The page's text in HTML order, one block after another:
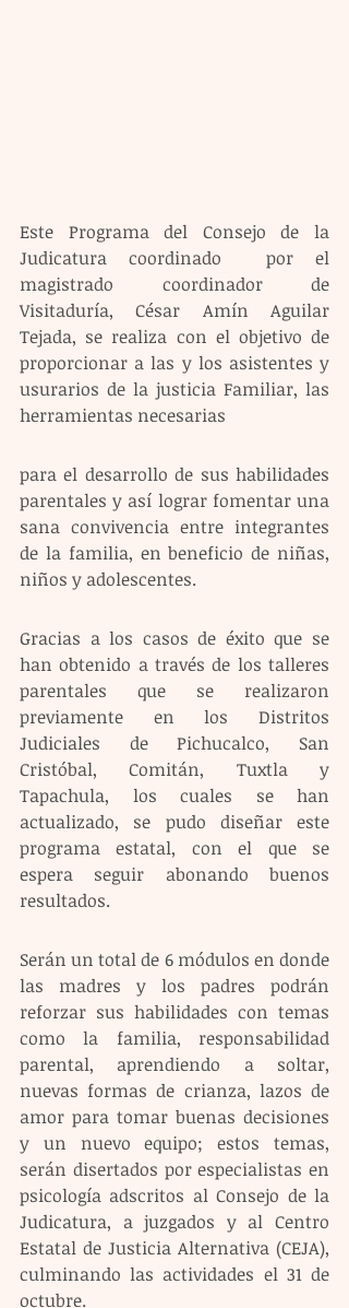
Este Programa del Consejo de la
Judicatura coordinado  por el
magistrado coordinador de
Visitaduría, César Amín Aguilar
Tejada, se realiza con el objetivo de
proporcionar a las y los asistentes y
usurarios de la justicia Familiar, las
herramientas necesarias
para el desarrollo de sus habilidades
parentales y así lograr fomentar una
sana convivencia entre integrantes
de la familia, en beneficio de niñas,
niños y adolescentes.
Gracias a los casos de éxito que se
han obtenido a través de los talleres
parentales que se realizaron
previamente en los Distritos
Judiciales de Pichucalco, San
Cristóbal, Comitán, Tuxtla y
Tapachula, los cuales se han
actualizado, se pudo diseñar este
programa estatal, con el que se
espera seguir abonando buenos
resultados.
Serán un total de 6 módulos en donde
las madres y los padres podrán
reforzar sus habilidades con temas
como la familia, responsabilidad
parental, aprendiendo a soltar,
nuevas formas de crianza, lazos de
amor para tomar buenas decisiones
y un nuevo equipo; estos temas,
serán disertados por especialistas en
psicología adscritos al Consejo de la
Judicatura, a juzgados y al Centro
Estatal de Justicia Alternativa (CEJA),
culminando las actividades el 31 de
octubre.